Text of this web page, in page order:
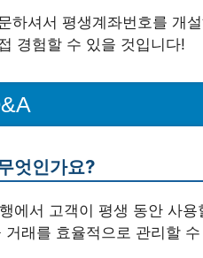
하셔서 평생계좌번호를 개
경험할 수 있을 것입니다!
엇인가요?
에서 고객이 평생 동안 사
래를 효율적으로 관리할